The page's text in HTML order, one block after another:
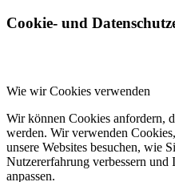
Cookie- und
Wie wir Cookies verwenden
Wir können Cookies anfordern,
werden. Wir verwenden
unsere Websites besuchen, wie
Nutzererfahrung verbessern und
anpassen.